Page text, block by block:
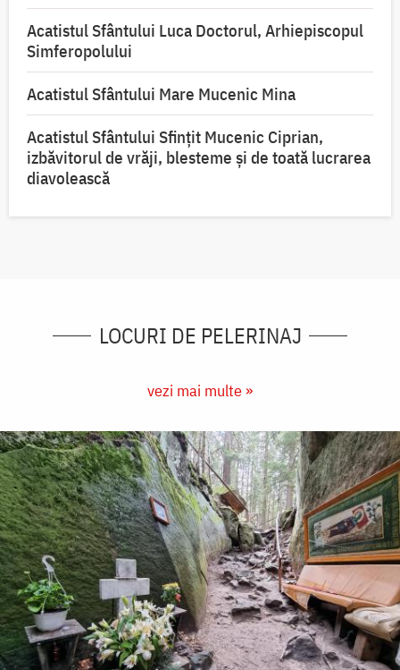
Acatistul Sfântului Luca Doctorul, Arhiepiscopul
Simferopolului
Acatistul Sfântului Mare Mucenic Mina
Acatistul Sfântului Sfințit Mucenic Ciprian,
izbăvitorul de vrăji, blesteme și de toată lucrarea
diavolească
LOCURI DE PELERINAJ
vezi mai multe »